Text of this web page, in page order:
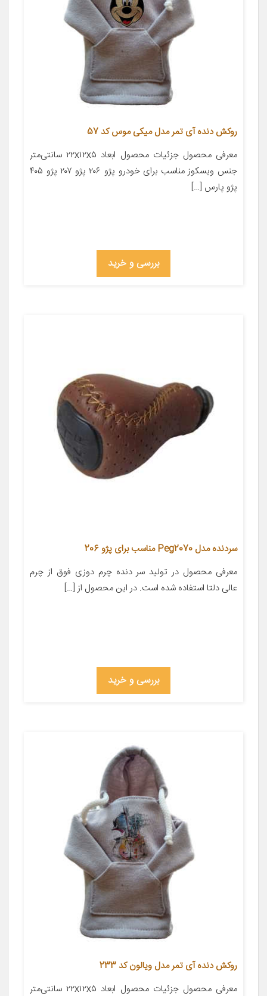
روکش دنده آی تمر مدل میکی موس کد 57
معرفی محصول جزئیات محصول ابعاد ۲۲x۱۲x۵ سانتی‌متر
جنس ویسکوز مناسب برای خودرو پژو ۲۰۶ پژو ۲۰۷ پژو ۴۰۵
پژو پارس […]
بررسی و خرید
سردنده مدل Peg2070 مناسب برای پژو 206
معرفی محصول در تولید سر دنده چرم دوزی فوق از چرم
عالی دلتا استفاده شده است. در این محصول از […]
بررسی و خرید
روکش دنده آی تمر مدل ویالون کد 233
معرفی محصول جزئیات محصول ابعاد ۲۲x۱۲x۵ سانتی‌متر